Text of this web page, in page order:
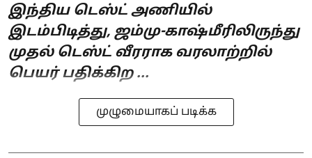
இந்திய டெஸ்ட் அணியில்
இடம்பிடித்து, ஜம்மு-காஷ்மீரிலிருந்து
முதல் டெஸ்ட் வீரராக வரலாற்றில்
பெயர் பதிக்கிற ...
முழுமையாகப் படிக்க